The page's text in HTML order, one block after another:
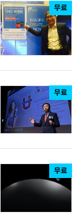
무료
무료
무료